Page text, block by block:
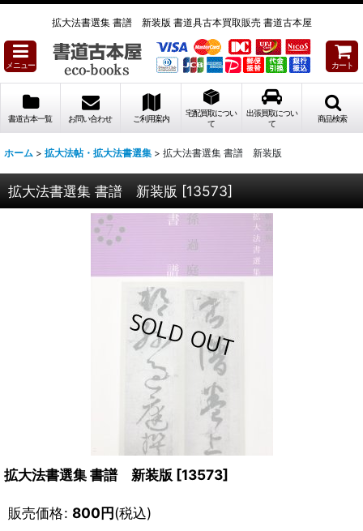
拡大法書選集 書譜 新装版 書道具古本買取販売 書道古本屋
メニュー カート
書道古本一覧 お問い合わせ ご利用案内
宅配買取につい
て
出張買取につい
て
商品検索
ホーム > 拡大法帖・拡大法書選集 > 拡大法書選集 書譜 新装版
拡大法書選集 書譜 新装版 [13573]
拡大法書選集 書譜 新装版 [13573]
販売価格: 800円(税込)